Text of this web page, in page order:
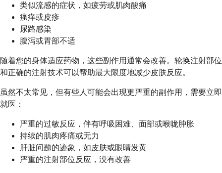
类似流感的症状，如疲劳或肌肉酸痛
瘙痒或皮疹
尿路感染
腹泻或胃部不适
随着您的身体适应药物，这些副作用通常会改善。轮换注射部位
和正确的注射技术可以帮助最大限度地减少皮肤反应。
虽然不太常见，但有些人可能会出现更严重的副作用，需要立即
就医：
严重的过敏反应，伴有呼吸困难、面部或喉咙肿胀
持续的肌肉疼痛或无力
肝脏问题的迹象，如皮肤或眼睛发黄
严重的注射部位反应，没有改善